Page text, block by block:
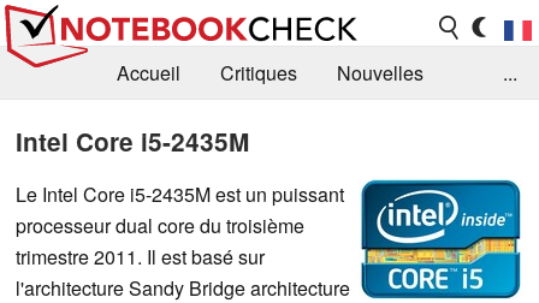
Accueil Critiques
Nouvelles
...
Intel Core i5-2435M
Le Intel Core i5-2435M est un puissant
processeur dual core du troisième
trimestre 2011. Il est basé sur
l'architecture Sandy Bridge architecture